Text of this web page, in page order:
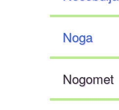
Noga
Nogomet